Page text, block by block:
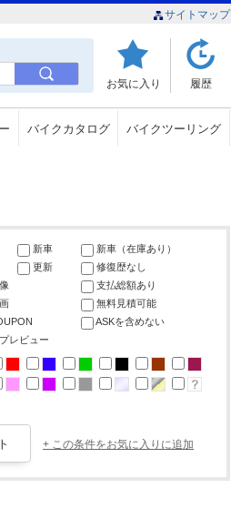
サイトマップ
お気に入り 履歴
バイクカタログ バイクツーリング
新車
新車（在庫あり）
更新
修復歴なし
支払総額あり
無料見積可能
ASKを含めない
レビュー
+ この条件をお気に入りに追加